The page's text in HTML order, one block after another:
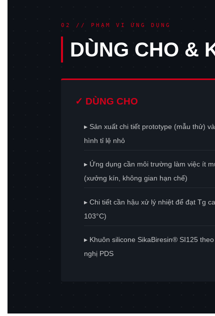
02 // PHẠM VI ỨNG DỤNG
DÙNG CHO &
✓ DÙNG CHO
▸ Sản xuất chi tiết prototype (mẫu thử)
hình tỉ lệ nhỏ
▸ Ứng dụng cần môi trường làm việc ít
(xưởng kín, không gian hạn chế)
▸ Chi tiết cần hậu xử lý nhiệt để đạt Tg
103°C)
▸ Khuôn silicone SikaBiresin® SI125
nghị PDS